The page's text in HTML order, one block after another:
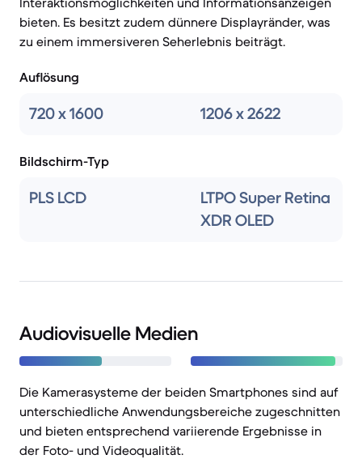
bieten. Es besitzt zudem dünnere Displayränder, was
zu einem immersiveren Seherlebnis beiträgt.
Auflösung
720 x 1600 1206 x 2622
Bildschirm-Typ
PLS LCD
LTPO Super Retina
XDR OLED
Audiovisuelle Medien
Die Kamerasysteme der beiden Smartphones sind auf
unterschiedliche Anwendungsbereiche zugeschnitten
und bieten entsprechend variierende Ergebnisse in
der Foto- und Videoqualität.